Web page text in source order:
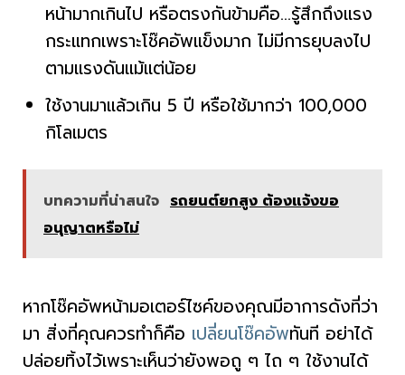
หน้ามากเกินไป หรือตรงกันข้ามคือ…รู้สึกถึงแรง
กระแทกเพราะโช๊คอัพแข็งมาก ไม่มีการยุบลงไป
ตามแรงดันแม้แต่น้อย
ใช้งานมาแล้วเกิน 5 ปี หรือใช้มากว่า 100,000
กิโลเมตร
บทความที่น่าสนใจ รถยนต์ยกสูง ต้องแจ้งขอ
อนุญาตหรือไม่
หากโช๊คอัพหน้ามอเตอร์ไซค์ของคุณมีอาการดังที่ว่า
มา สิ่งที่คุณควรทำก็คือ เปลี่ยนโช๊คอัพทันที อย่าได้
ปล่อยทิ้งไว้เพราะเห็นว่ายังพอถู ๆ ไถ ๆ ใช้งานได้